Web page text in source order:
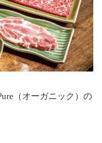
（オーガニック）の